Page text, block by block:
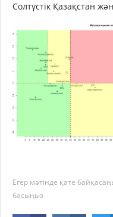
Солтүстік Қазақстан
Егер мәтінде қате
басыңыз